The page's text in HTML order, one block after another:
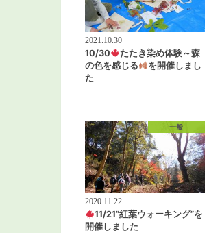
2021.10.30
10/30
たたき染め体験～森
の色を感じる
を開催しまし
た
一般
2020.11.22
11/21”紅葉ウォーキング”を
開催しました